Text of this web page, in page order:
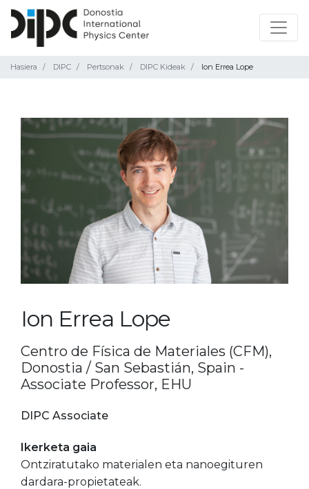
Hasiera DIPC Pertsonak DIPC Kideak Ion Errea Lope
Ion Errea Lope
Centro de Física de Materiales (CFM),
Donostia / San Sebastián, Spain -
Associate Professor, EHU
DIPC Associate
Ikerketa gaia
Ontziratutako materialen eta nanoegituren
dardara-propietateak.